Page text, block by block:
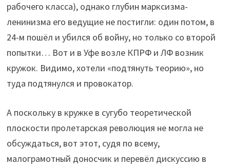
рабочего класса), однако глубин марксизма-
ленинизма его ведущие не постигли: один потом, в
24-м пошёл и убился об войну, но только со второй
попытки… Вот и в Уфе возле КПРФ и ЛФ возник
кружок. Видимо, хотели «подтянуть теорию», но
туда подтянулся и провокатор.
А поскольку в кружке в сугубо теоретической
плоскости пролетарская революция не могла не
обсуждаться, вот этот, судя по всему,
малограмотный доносчик и перевёл дискуссию в